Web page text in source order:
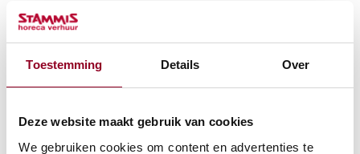
Toestemming Details Over
Deze website maakt gebruik van cookies
We gebruiken cookies om content en advertenties te